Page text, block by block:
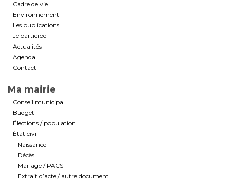
Cadre de vie
Environnement
Les publications
Je participe
Actualités
Agenda
Contact
Ma mairie
Conseil municipal
Budget
Élections / population
État civil
Naissance
Décès
Mariage / PACS
Extrait d’acte / autre document